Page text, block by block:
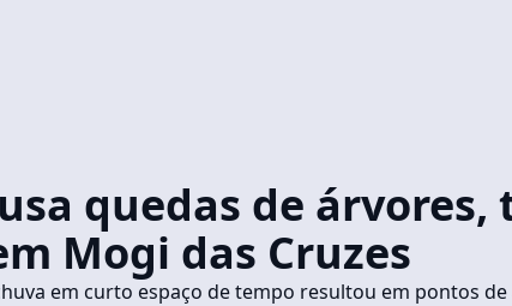
quedas de
Mogi das Cruzes
em curto espaço de tempo resultou em pontos